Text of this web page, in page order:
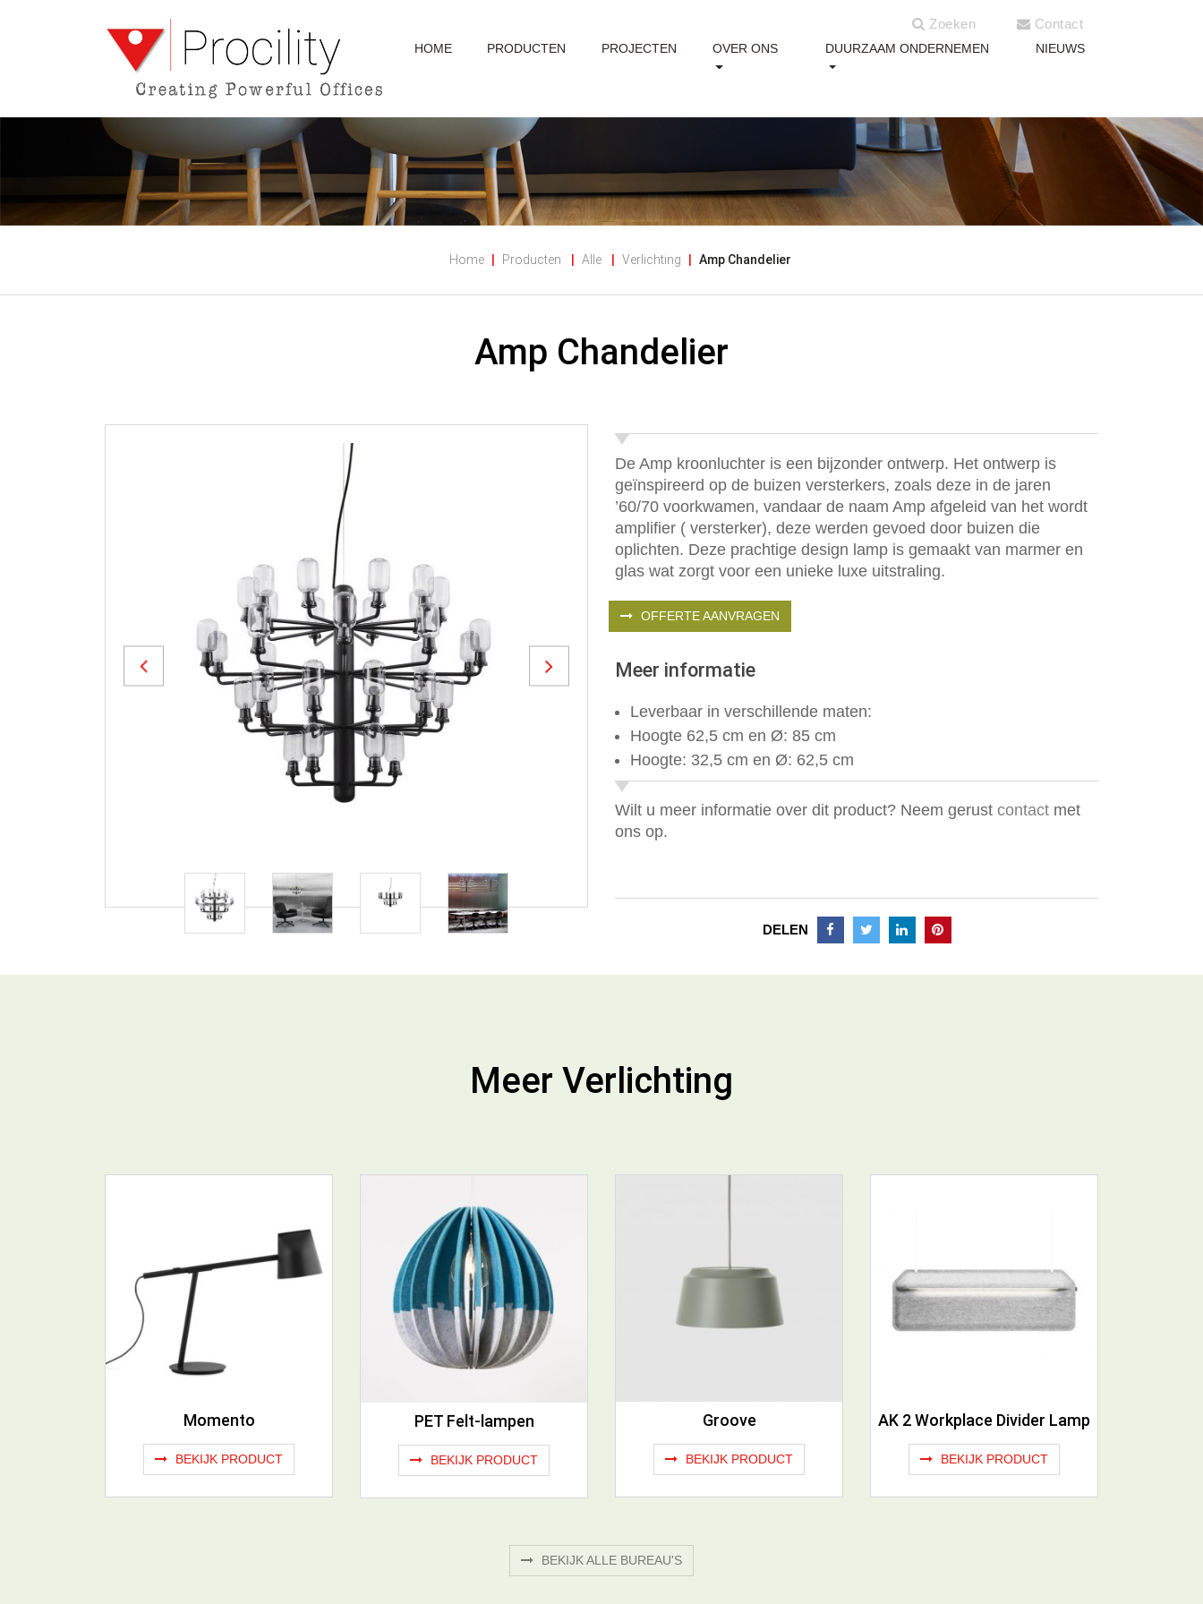
Zoeken Contact
HOME PRODUCTEN PROJECTEN OVER ONS DUURZAAM ONDERNEMEN NIEUWS
Home Producten Alle Verlichting Amp Chandelier
Amp Chandelier
Previous Next
De Amp kroonluchter is een bijzonder ontwerp. Het ontwerp is
geïnspireerd op de buizen versterkers, zoals deze in de jaren
’60/70 voorkwamen, vandaar de naam Amp afgeleid van het wordt
amplifier ( versterker), deze werden gevoed door buizen die
oplichten. Deze prachtige design lamp is gemaakt van marmer en
glas wat zorgt voor een unieke luxe uitstraling.
OFFERTE AANVRAGEN
Meer informatie
Leverbaar in verschillende maten:
Hoogte 62,5 cm en Ø: 85 cm
Hoogte: 32,5 cm en Ø: 62,5 cm
Wilt u meer informatie over dit product? Neem gerust contact met
ons op.
DELEN
Meer Verlichting
Momento
BEKIJK PRODUCT
PET Felt-lampen
BEKIJK PRODUCT
Groove
BEKIJK PRODUCT
AK 2 Workplace Divider Lamp
BEKIJK PRODUCT
BEKIJK ALLE BUREAU'S